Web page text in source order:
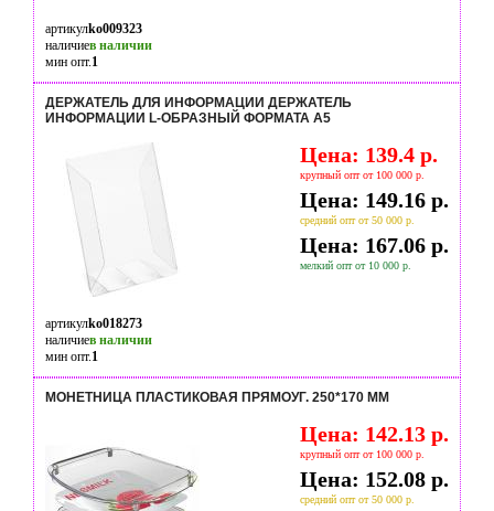
артикулko009323
наличиев наличии
мин опт.1
ДЕРЖАТЕЛЬ ДЛЯ ИНФОРМАЦИИ ДЕРЖАТЕЛЬ
ИНФОРМАЦИИ L-ОБРАЗНЫЙ ФОРМАТА А5
Цена: 139.4 р.
крупный опт от 100 000 р.
Цена: 149.16 р.
средний опт от 50 000 р.
Цена: 167.06 р.
мелкий опт от 10 000 р.
артикулko018273
наличиев наличии
мин опт.1
МОНЕТНИЦА ПЛАСТИКОВАЯ ПРЯМОУГ. 250*170 ММ
Цена: 142.13 р.
крупный опт от 100 000 р.
Цена: 152.08 р.
средний опт от 50 000 р.